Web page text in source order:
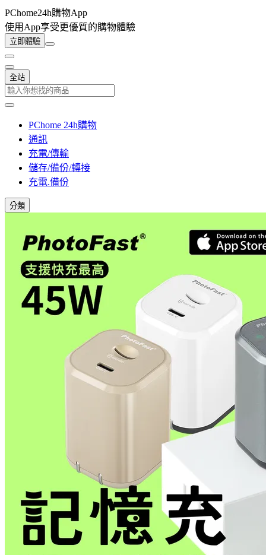
PChome24h購物App
使用App享受更優質的購物體驗
立即體驗
全站
PChome 24h購物
通訊
充電/傳輸
儲存/備份/轉接
充電.備份
分類